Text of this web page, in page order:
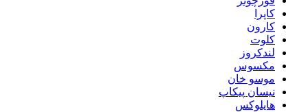
کاپرا
کارون
کلوت
لندکروز
مکسوس
موسو خان
نیسان پیکاپ
هایلوکس